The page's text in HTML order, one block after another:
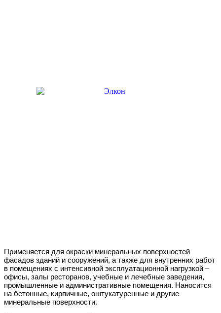
Применяется для окраски минеральных поверхностей
фасадов зданий и сооружений, а также для внутренних работ
в помещениях с интенсивной эксплуатационной нагрузкой –
офисы, залы ресторанов, учебные и лечебные заведения,
промышленные и административные помещения. Наносится
на бетонные, кирпичные, оштукатуренные и другие
минеральные поверхности.